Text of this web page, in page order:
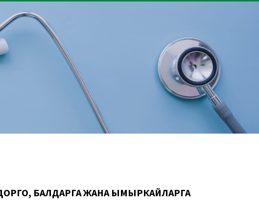
БАЛДАРГА ЖАНА ЫМЫРКАЙЛАРГА